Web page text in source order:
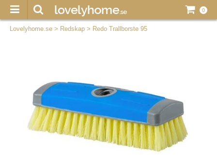
0
Lovelyhome.se > Redskap > Redo Trallborste 95